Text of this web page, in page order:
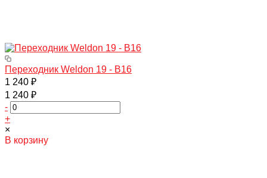
Переходник Weldon 19 - B16
1 240 ₽
1 240 ₽
-
+
×
В корзину